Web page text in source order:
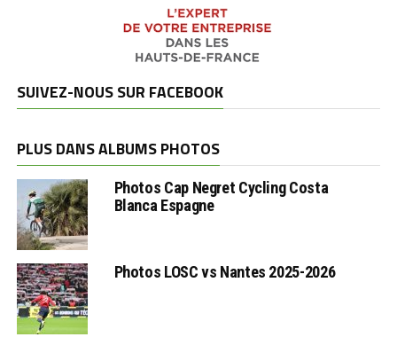
SUIVEZ-NOUS SUR FACEBOOK
PLUS DANS ALBUMS PHOTOS
Photos Cap Negret Cycling Costa
Blanca Espagne
Photos LOSC vs Nantes 2025-2026